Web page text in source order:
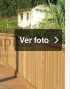
Ver foto